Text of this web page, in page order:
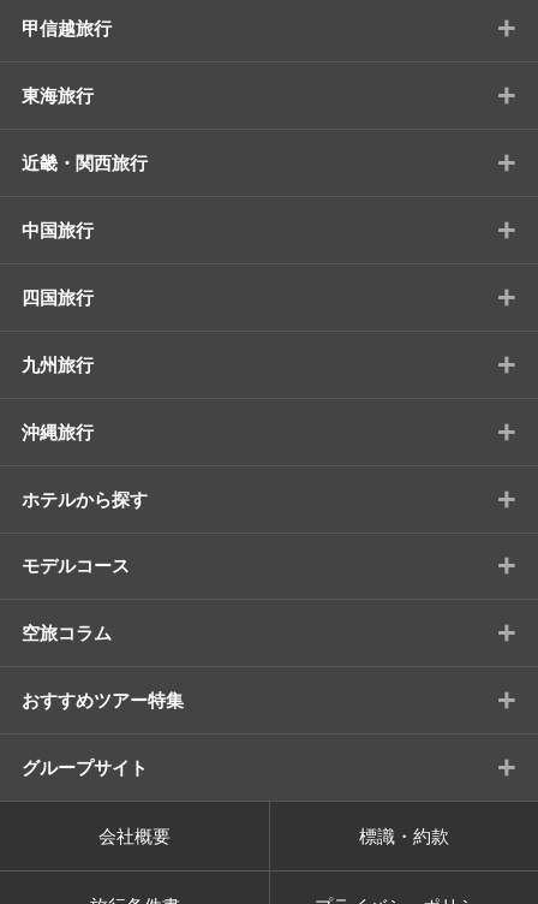
甲信越旅行 +
東海旅行 +
近畿・関西旅行 +
中国旅行 +
四国旅行 +
九州旅行 +
沖縄旅行 +
ホテルから探す +
モデルコース +
空旅コラム +
おすすめツアー特集 +
グループサイト +
会社概要 標識・約款